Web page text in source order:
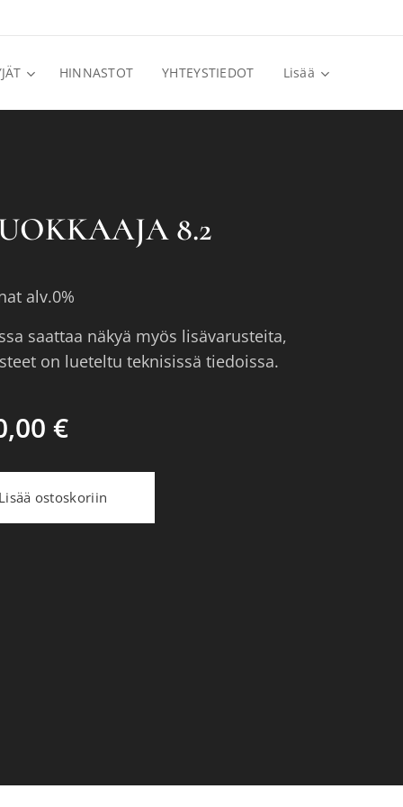
HINNASTOT YHTEYSTIEDOT Lisää
8.2
alv.0%
saattaa näkyä myös lisävarusteita,
on lueteltu teknisissä tiedoissa.
€
Lisää ostoskoriin